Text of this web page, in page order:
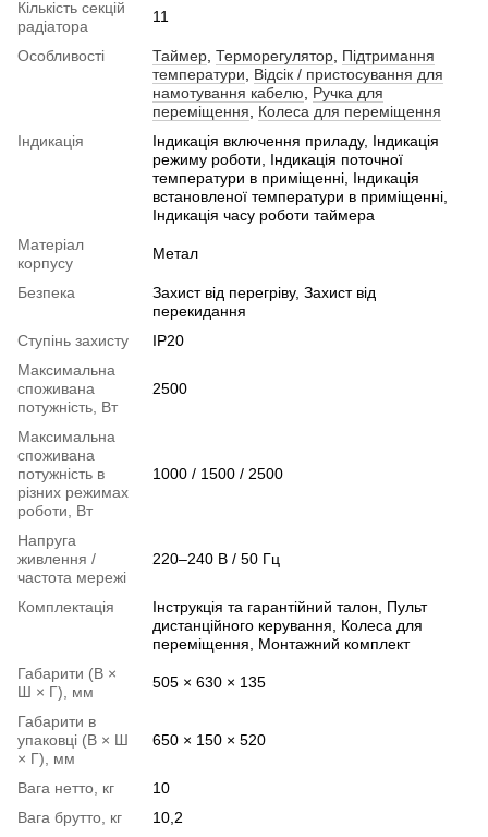
Кількість секцій
радіатора
11
Особливості Таймер Терморегулятор Підтримання
температури
Відсік / пристосування для
намотування кабелю
Ручка для
переміщення
Колеса для переміщення
Індикація
Індикація включення приладу, Індикація
режиму роботи, Індикація поточної
температури в приміщенні, Індикація
встановленої температури в приміщенні,
Індикація часу роботи таймера
Матеріал
корпусу
Метал
Безпека
Захист від перегріву, Захист від
перекидання
Ступінь захисту
IP20
Максимальна
споживана
потужність, Вт
2500
Максимальна
споживана
потужність в
різних режимах
роботи, Вт
1000 / 1500 / 2500
Напруга
живлення /
частота мережі
220–240 В / 50 Гц
Комплектація
Інструкція та гарантійний талон, Пульт
дистанційного керування, Колеса для
переміщення, Монтажний комплект
Габарити (В ×
Ш × Г), мм
505 × 630 × 135
Габарити в
упаковці (В × Ш
× Г), мм
650 × 150 × 520
Вага нетто, кг
10
Вага брутто, кг
10,2